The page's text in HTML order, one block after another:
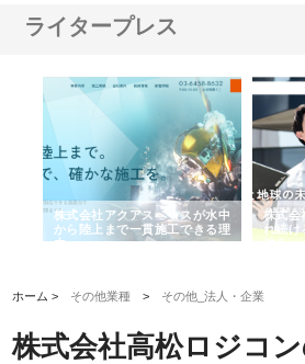
ライタープレス
株式会社アクアスペースが水中
から陸上まで一貫施工できる理
由
株式会
れ続け
強み
ホーム > その他業種 > その他_法人・企業
株式会社高松ロジコ